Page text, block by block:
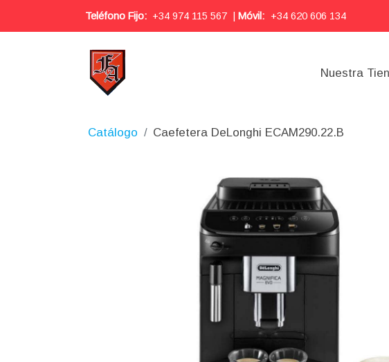
Teléfono Fijo: +34 974 115 567 Móvil: +34 620 606 134
Nuestra
Catálogo Caefetera DeLonghi ECAM290.22.B